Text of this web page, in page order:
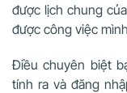
được lịch chung
được công việc
Điều chuyên biệt
tính ra và đăng